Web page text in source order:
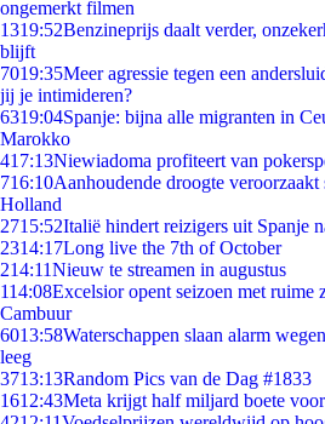
ongemerkt filmen
1319:52Benzineprijs daalt verder,
blijft
7019:35Meer agressie tegen een
jij je intimideren?
6319:04Spanje: bijna alle migranten in
Marokko
417:13Niewiadoma profiteert van
716:10Aanhoudende droogte
Holland
2715:52Italië hindert reizigers uit Spanje
2314:17Long live the 7th of October
214:11Nieuw te streamen in augustus
114:08Excelsior opent seizoen met ruime
Cambuur
6013:58Waterschappen slaan alarm
leeg
3713:13Random Pics van de Dag #1833
1612:43Meta krijgt half miljard boete